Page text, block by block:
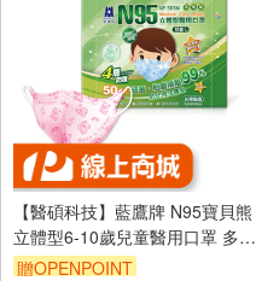
【醫碩科技】藍鷹牌 N95寶貝熊
立體型6-10歲兒童醫用口罩 多色
可選 綜合賣場
贈OPENPOINT